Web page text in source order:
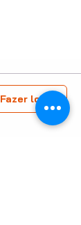
Fazer login